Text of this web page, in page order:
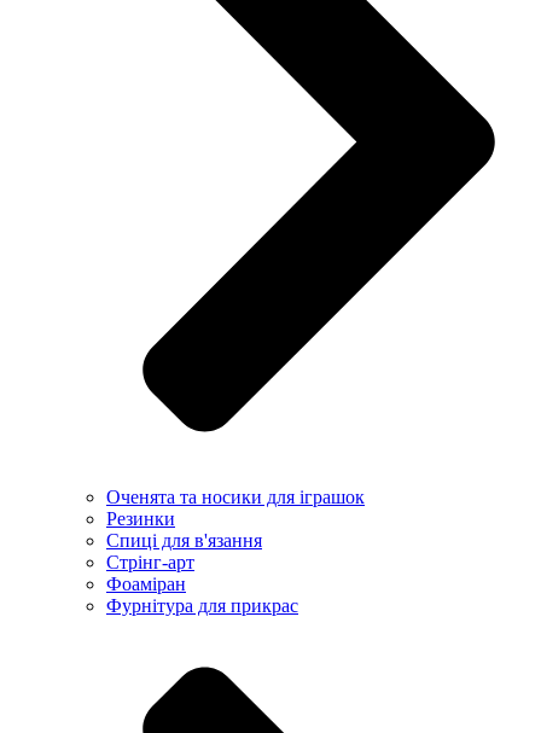
Оченята та носики для іграшок
Резинки
Спиці для в'язання
Стрінг-арт
Фоаміран
Фурнітура для прикрас